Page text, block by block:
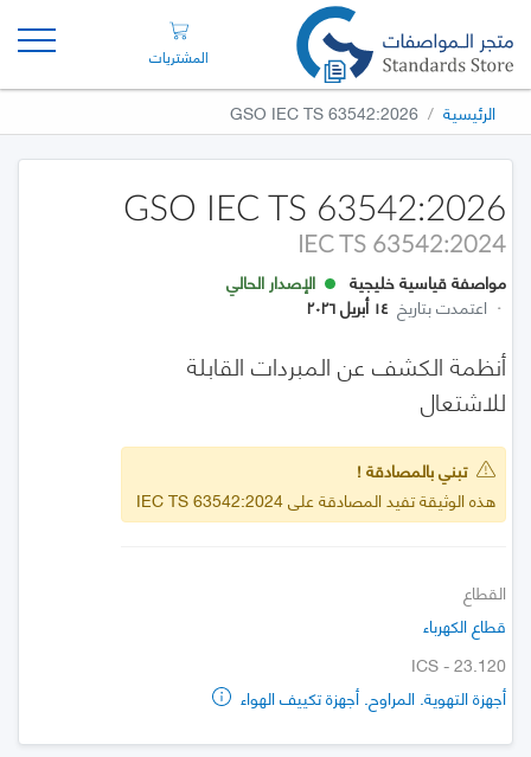
المشتريات
الرئيسية GSO IEC TS 63542:2026
GSO IEC TS 63542:2026
IEC TS 63542:2024
مواصفة قياسية خليجية
الإصدار الحالي
· اعتمدت بتاريخ ١٤ أبريل ٢٠٢٦
أنظمة الكشف عن المبردات القابلة
للاشتعال
تبني بالمصادقة !
هذه الوثيقة تفيد المصادقة على IEC TS 63542:2024
القطاع
قطاع الكهرباء
ICS - 23.120
أجهزة التهوية. المراوح. أجهزة تكييف الهواء